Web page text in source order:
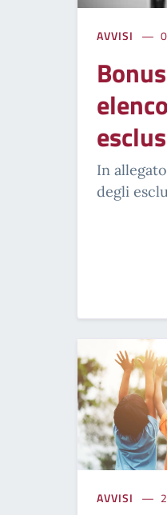
AVVISI
In
degli
AVVISI